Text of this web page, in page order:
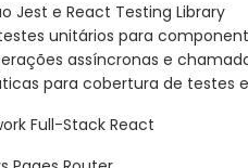
Jest e React Testing Library
unitários para
assíncronas e
para cobertura de testes
Full-Stack React